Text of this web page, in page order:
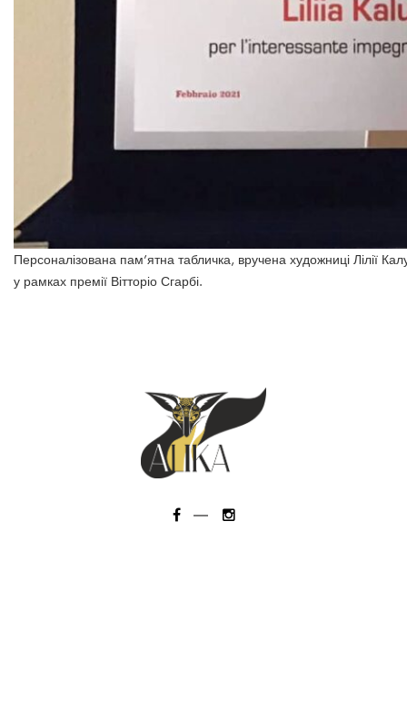
Персоналізована пам’ятна табличка, вручена художниці Лілії
у рамках премії Вітторіо Сгарбі.